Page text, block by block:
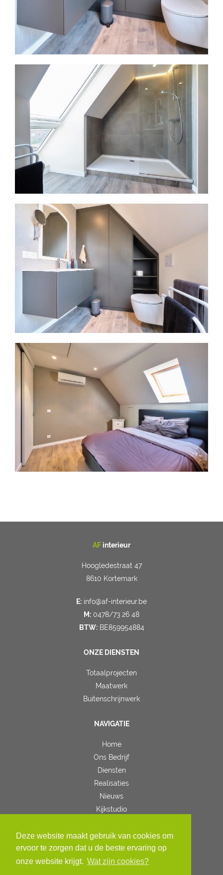
Deze website maakt gebruik van cookies om
ervoor te zorgen dat u de beste ervaring op
onze website krijgt. Wat zijn cookies?
AF interieur
Hoogledestraat 47
8610 Kortemark
E: info@af-interieur.be
M: 0478/73 26 48
BTW:BE859954884
ONZE DIENSTEN
Totaalprojecten
Maatwerk
Buitenschrijnwerk
NAVIGATIE
Home
Ons Bedrijf
Diensten
Realisaties
Nieuws
Kijkstudio
VOLG ONS